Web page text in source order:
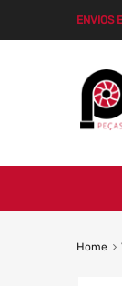
ENVIOS
Home